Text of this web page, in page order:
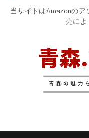
当サイトはAmazonの
売によ